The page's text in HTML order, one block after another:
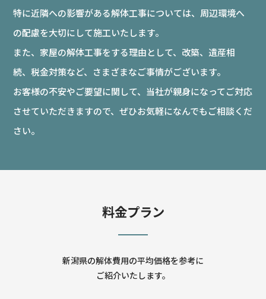
特に近隣への影響がある解体工事については、周辺環境へ
の配慮を大切にして施工いたします。
また、家屋の解体工事をする理由として、改築、遺産相
続、税金対策など、さまざまなご事情がございます。
お客様の不安やご要望に関して、当社が親身になってご対応
させていただきますので、ぜひお気軽になんでもご相談くだ
さい。
料金プラン
新潟県の解体費用の平均価格を参考に
ご紹介いたします。